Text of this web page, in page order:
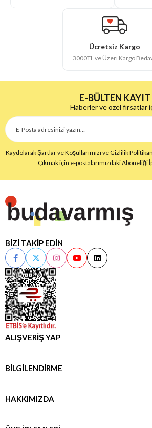
Ücretsiz Kargo
3000TL ve Üzeri Kargo
E-BÜLTEN KAYIT
Haberler ve özel fırsatlar
Kaydolarak Şartlar ve Koşullarımızı ve Gizlilik
Çıkmak için e-postalarımızdaki Aboneliği
BİZİ TAKİP EDİN
ALIŞVERİŞ YAP
BİLGİLENDİRME
HAKKIMIZDA